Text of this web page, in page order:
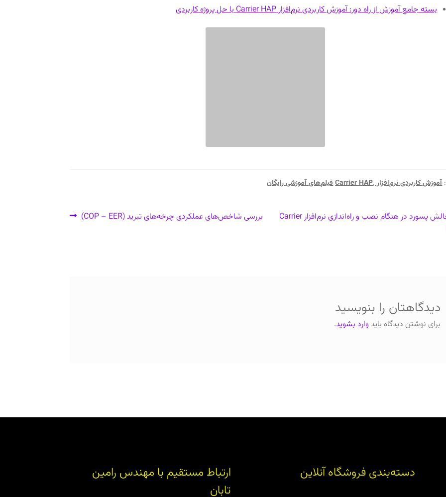
بستهجامع آموزش از راه دور: آموزش کاربردی نرم‌افزار Carrier HAP با حل پروژه کاربردی
آموزش کاربردی نرم‌افزار Carrier HAP٬ فیلم‌های آموزشی رایگان
چالش پسورد در هنگام نصب و راه‌اندازی نرم‌افزار Carrier
نوشتهٔ
بررسی شاخص‌های عملکردی چرخه‌های تبرید (COP – EER)
دیدگاهتان را بنویسید
برای نوشتن دیدگاه بایدوارد بشوید.
دسته‌بندی فروشگاه آنلاین
ارتباط مستقیم با مهندس رامین
تابان